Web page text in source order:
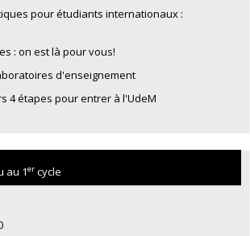
pour étudiants internationaux :
: on est là pour vous!
d'enseignement
4 étapes pour entrer à l'UdeM
au 1er cycle